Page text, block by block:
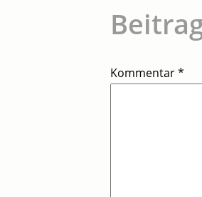
Kommentar*